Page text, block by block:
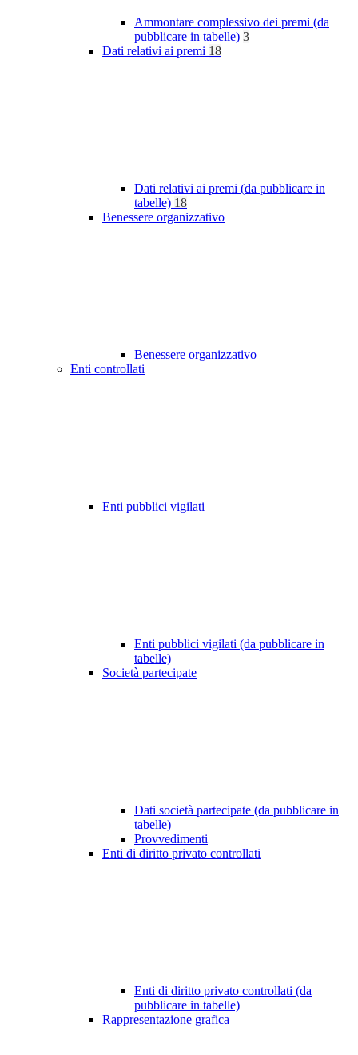
Ammontare complessivo dei premi (da
pubblicare in tabelle) 3
Dati relativi ai premi 18
Dati relativi ai premi (da pubblicare in
tabelle) 18
Benessere organizzativo
Benessere organizzativo
Enti controllati
Enti pubblici vigilati
Enti pubblici vigilati (da pubblicare in
tabelle)
Società partecipate
Dati società partecipate (da pubblicare in
tabelle)
Provvedimenti
Enti di diritto privato controllati
Enti di diritto privato controllati (da
pubblicare in tabelle)
Rappresentazione grafica